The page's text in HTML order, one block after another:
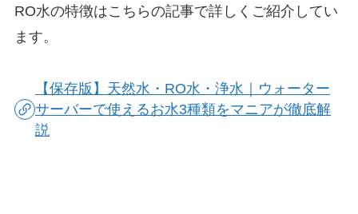
RO水の特徴はこちらの記事で詳しくご紹介してい
ます。
【保存版】天然水・RO水・浄水｜ウォーター
サーバーで使えるお水3種類をマニアが徹底解
説